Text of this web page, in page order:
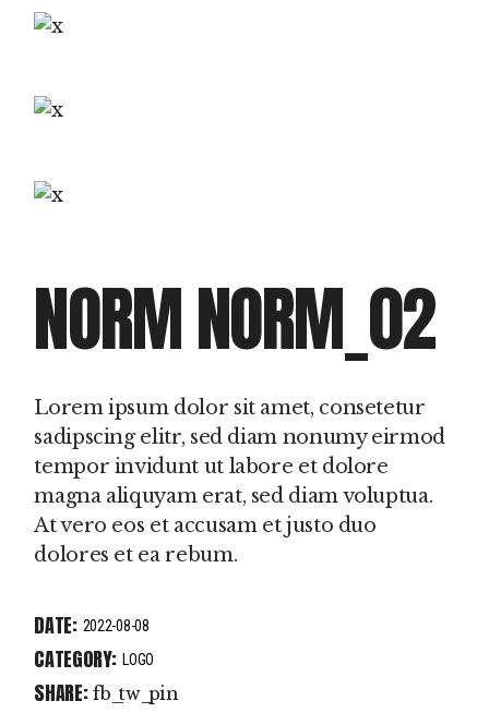
NORM NORM_02
Lorem ipsum dolor sit amet, consetetur
sadipscing elitr, sed diam nonumy eirmod
tempor invidunt ut labore et dolore
magna aliquyam erat, sed diam voluptua.
At vero eos et accusam et justo duo
dolores et ea rebum.
DATE: 2022-08-08
CATEGORY: LOGO
SHARE: fb tw pin